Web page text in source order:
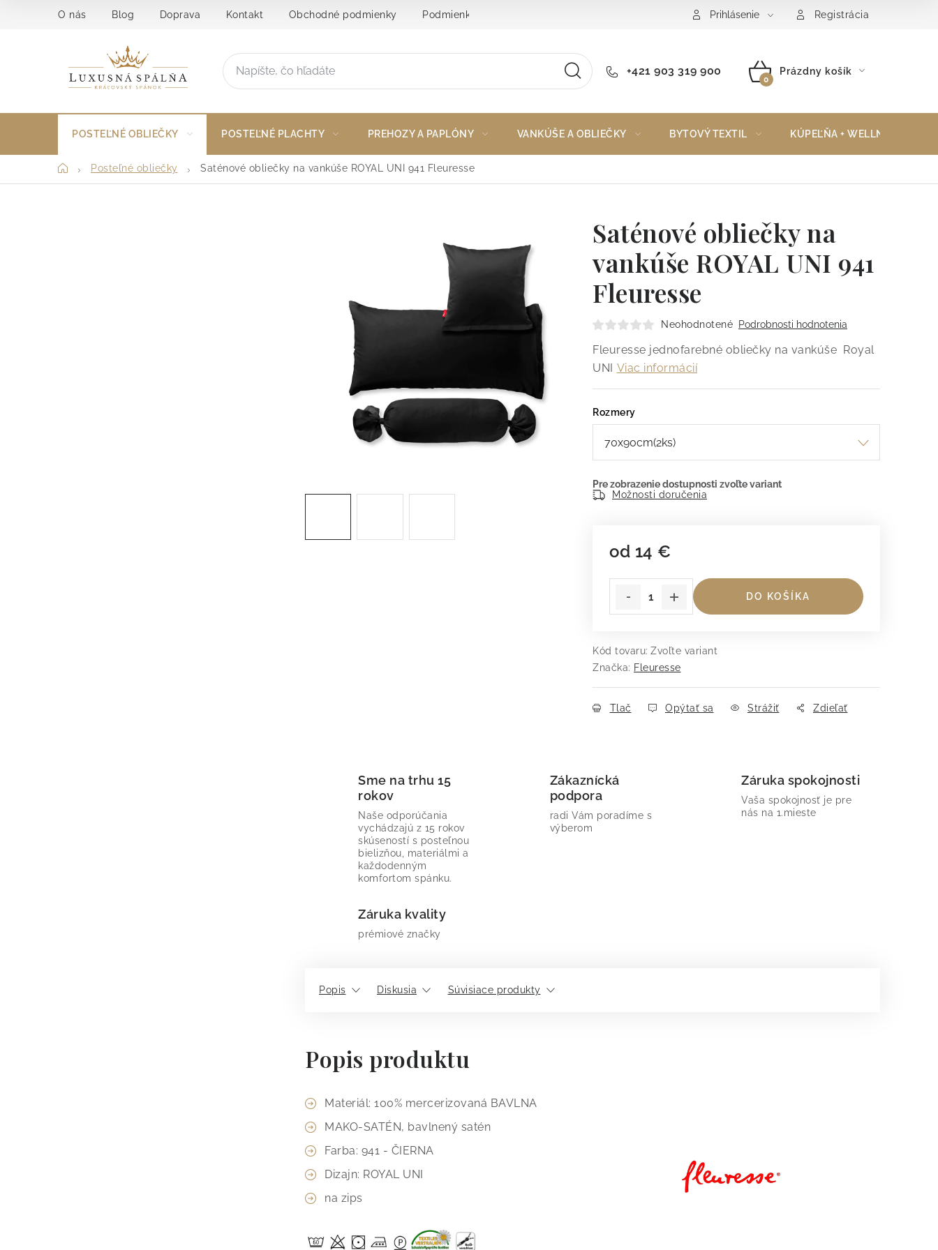
O nás Blog Doprava Kontakt Obchodné podmienky Podmienky ochrany osobných údajov Reklamačný poriadok Vrátenie tovaru
Prihlásenie Registrácia
+421 903 319 900
NÁKUPNÝ
Prázdny košík
POSTEĽNÉ OBLIEČKY POSTEĽNÉ PLACHTY PREHOZY A PAPLÓNY VANKÚŠE A OBLIEČKY BYTOVÝ TEXTIL KÚPEĽŇA + WELLNESS
DomovPosteľné obliečky Saténové obliečky na vankúše ROYAL UNI 941 Fleuresse
Saténové obliečky na
vankúše ROYAL UNI 941
Fleuresse
Neohodnotené Podrobnosti hodnotenia
Fleuresse jednofarebné obliečky na vankúše Royal
UNI Viac informácií
Rozmery
Možnosti doručenia
od 14 €
DO KOŠÍKA
Kód tovaru: Zvoľte variant
Značka: Fleuresse
Tlač Opýtať sa Strážiť Zdieľať
Sme na trhu 15
rokov
Naše odporúčania
vychádzajú z 15 rokov
skúseností s posteľnou
bielizňou, materiálmi a
každodenným
komfortom spánku.
Zákaznícká
podpora
radi Vám poradíme s
výberom
Záruka spokojnosti
Vaša spokojnosť je pre
nás na 1.mieste
Záruka kvality
prémiové značky
Popis Diskusia Súvisiace produkty
Popis produktu
Materiál: 100% mercerizovaná BAVLNA
MAKO-SATÉN, bavlnený satén
Farba: 941 - ČIERNA
Dizajn: ROYAL UNI
na zips